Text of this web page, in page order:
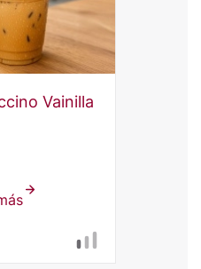
Vainilla
sobre
Cappuccino